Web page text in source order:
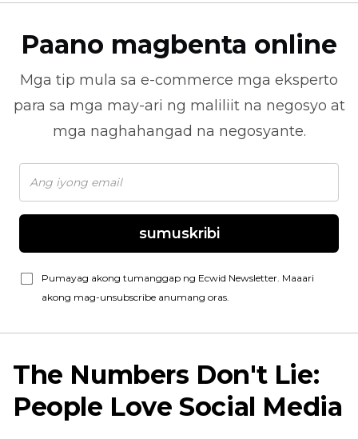
Paano magbenta online
Mga tip mula sa e-commerce mga eksperto
para sa mga may-ari ng maliliit na negosyo at
mga naghahangad na negosyante.
sumuskribi
Pumayag akong tumanggap ng Ecwid Newsletter. Maaari
akong mag-unsubscribe anumang oras.
The Numbers Don't Lie:
People Love Social Media